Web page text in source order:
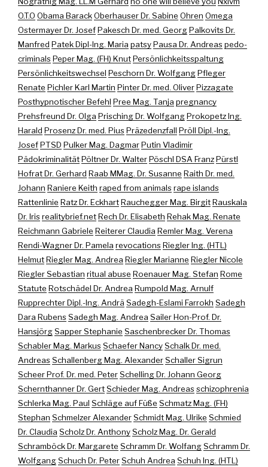
O.T.O Obama BarackOberhauser Dr. Sabine Ohren Omega
Ostermayer Dr. JosefPakesch Dr. med. GeorgPalkovits Dr.
Manfred Patek Dipl-Ing. Maria patsyPausa Dr. Andreaspedo-
criminalsPeper Mag. (FH) KnutPersönlichkeitsspaltung
Persönlichkeitswechsel Peschorn Dr. WolfgangPfleger
Renate Pichler Karl Martin Pinter Dr. med. OliverPizzagate
Posthypnotischer Befehl Pree Mag. Tanja pregnancy
Prehsfreund Dr. Olga Prisching Dr. WolfgangProkopetz Ing.
Harald Prosenz Dr. med. PiusPräzedenzfall Pröll Dipl.-Ing.
JosefPTSD Pulker Mag. DagmarPutin Vladimir
PädokriminalitätPöltner Dr. WalterPöschl DSA FranzPürstl
Hofrat Dr. Gerhard Raab MMag. Dr. Susanne Raith Dr. med.
Johann Raniere Keith raped from animalsrape islands
Rattenlinie Ratz Dr. EckhartRauchegger Mag. BirgitRauskala
Dr. Irisrealitybrief.netRech Dr. Elisabeth Rehak Mag. Renate
Reichmann Gabriele Reiterer Claudia Remler Mag. Verena
Rendi-Wagner Dr. Pamela revocationsRiegler Ing. (HTL)
HelmutRiegler Mag. Andrea Riegler Marianne Riegler Nicole
Riegler Sebastian ritual abuse Roenauer Mag. Stefan Rome
Statute Rotschädel Dr. Andrea Rumpold Mag. Arnulf
Rupprechter Dipl.-Ing. Andrä Sadegh-Eslami Farrokh Sadegh
Dara RubensSadegh Mag. Andrea Sailer Hon-Prof. Dr.
HansjörgSapper Stephanie Saschenbrecker Dr. Thomas
Schabler Mag. MarkusSchaefer NancySchalk Dr. med.
AndreasSchallenberg Mag. AlexanderSchaller Sigrun
Scheer Prof. Dr. med. PeterSchelling Dr. Johann Georg
Schernthanner Dr. GertSchieder Mag. Andreasschizophrenia
Schlerka Mag. Paul Schläge auf Füße Schmatz Mag. (FH)
Stephan Schmelzer AlexanderSchmidt Mag. Ulrike Schmied
Dr. Claudia Scholz Dr. AnthonyScholz Mag. Dr. Gerald
Schramböck Dr. Margarete Schramm Dr. WolfangSchramm Dr.
WolfgangSchuch Dr. PeterSchuh Andrea Schuh Ing. (HTL)